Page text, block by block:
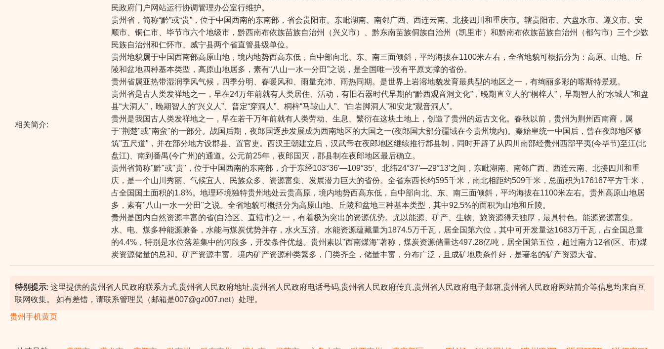
相关简介:
民政府门户网站运行协调管理办公室行维护。
贵州省，简称“黔”或“贵”，位于中国西南的东南部，省会贵阳市。东毗湖南、南邻广西、西连云南、北接四川和重庆市。辖贵阳市、六盘水市、遵义市、安
顺市、铜仁市、毕节市六个地级市，黔西南布依族苗族自治州（兴义市）、黔东南苗族侗族自治州（凯里市）和黔南布依族苗族自治州（都匀市）三个少数
民族自治州和仁怀市、威宁县两个省直管县级单位。
贵州地貌属于中国西南部高原山地，境内地势西高东低，自中部向北、东、南三面倾斜，平均海拔在1100米左右，全省地貌可概括分为：高原、山地、丘
陵和盆地四种基本类型，高原山地居多，素有“八山一水一分田”之说，是全国唯一没有平原支撑的省份。
贵州省属亚热带湿润季风气候，四季分明、春暖风和、雨量充沛、雨热同期。是世界上岩溶地貌发育最典型的地区之一，有绚丽多彩的喀斯特景观。
贵州省是古人类发祥地之一，早在24万年前就有人类居住、活动，有旧石器时代早期的“黔西观音洞文化”，晚期直立人的“桐梓人”，早期智人的“水城人”和盘
县“大洞人”，晚期智人的“兴义人”、普定“穿洞人”、桐梓“马鞍山人”、“白岩脚洞人”和安龙“观音洞人”。
贵州是我国古人类发祥地之一，早在若干万年前就有人类劳动、生息、繁衍在这块土地上，创造了贵州的远古文化。春秋以前，贵州为荆州西南裔，属
于"荆楚"或"南蛮"的一部分。战国后期，夜郎国逐步发展成为西南地区的大国之一(夜郎国大部分疆域在今贵州境内)。秦始皇统一中国后，曾在夜郎地区修
筑"五尺道"，并在部分地方设郡县、置官吏。西汉王朝建立后，汉武帝在夜郎地区继续推行郡县制，同时开辟了从四川南部经贵州西部平夷(今毕节)至江(北
盘江)、南到番禺(今广州)的通道。公元前25年，夜郎国灭，郡县制在夜郎地区最后确立。
贵州省简称"黔"或"贵"，位于中国西南的东南部，介于东经103°36′—109°35′、北纬24°37′—29°13′之间，东毗湖南、南邻广西、西连云南、北接四川和重
庆，是一个山川秀丽、气候宜人、民族众多、资源富集、发展潜力巨大的省份。全省东西长约595千米，南北相距约509千米，总面积为176167平方千米，
占全国国土面积的1.8%。地理环境独特贵州地处云贵高原，境内地势西高东低，自中部向北、东、南三面倾斜，平均海拔在1100米左右。贵州高原山地居
多，素有"八山一水一分田"之说。全省地貌可概括分为高原山地、丘陵和盆地三种基本类型，其中92.5%的面积为山地和丘陵。
贵州是国内自然资源丰富的省(自治区、直辖市)之一，有着极为突出的资源优势。尤以能源、矿产、生物、旅资源得天独厚，最具特色。能源资源富集。
水、电、煤多种能源兼备，水能与煤炭优势并存，水火互济。水能资源蕴藏量为1874.5万千瓦，居全国第六位，其中可开发量达1683万千瓦，占全国总量
的4.4%，特别是水位落差集中的河段多，开发条件优越。贵州素以"西南煤海"著称，煤炭资源储量达497.28亿吨，居全国第五位，超过南方12省(区、市)煤
炭资源储量的总和。矿产资源丰富。境内矿产资源种类繁多，门类齐全，储量丰富，分布广泛，且成矿地质条件好，是著名的矿产资源大省。
特别提示: 这里提供的贵州省人民政府联系方式,贵州省人民政府地址,贵州省人民政府电话号码,贵州省人民政府传真,贵州省人民政府电子邮箱,贵州省人民政府网站简介等信息均来自互
联网收集。 如有差错，请联系管理员（邮箱是007@gz007.net）处理。
贵州手机黄页